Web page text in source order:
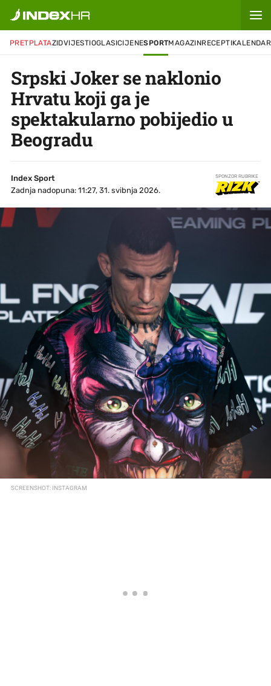
PRETPLATAZIDVIJESTIOGLASICIJENESPORTMAGAZINRECEPTIKALENDAR
Srpski Joker se naklonio
Hrvatu koji ga je
spektakularno pobijedio u
Beogradu
Index Sport
Zadnja nadopuna: 11:27, 31. svibnja 2026.
SPONZOR RUBRIKE
SCREENSHOT: INSTAGRAM